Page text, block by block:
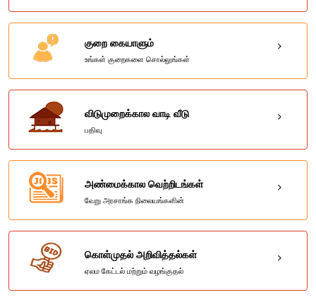
குறை கையாளும்
உங்கள் குறைகளை சொல்லுங்கள்
விடுமுறைக்கால வாடி வீடு
பதிவு
அண்மைக்கால வெற்றிடங்கள்
வேறு அரசாங்க நிலையங்களின்
கொள்முதல் அறிவித்தல்கள்
ஏலம கேட்டல் மற்றும் வழங்குதல்